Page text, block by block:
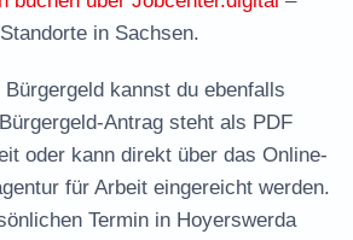
in Sachsen.
kannst du ebenfalls
Bürgergeld-Antrag steht als PDF
oder kann direkt über das Online-
für Arbeit eingereicht werden.
Termin in Hoyerswerda